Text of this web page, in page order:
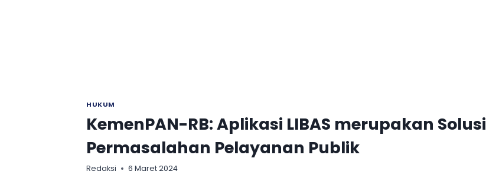
HUKUM
KemenPAN-RB: Aplikasi LIBAS merupakan Solusi
Permasalahan Pelayanan Publik
Redaksi 6 Maret 2024